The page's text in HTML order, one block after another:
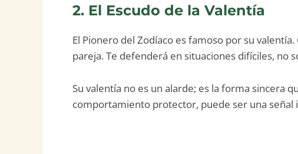
2. El Escudo de la Valentía
El Pionero del Zodíaco es famoso por su
pareja. Te defenderá en situaciones difíciles, no
Su valentía no es un alarde; es la forma sincera
comportamiento protector, puede ser una señal